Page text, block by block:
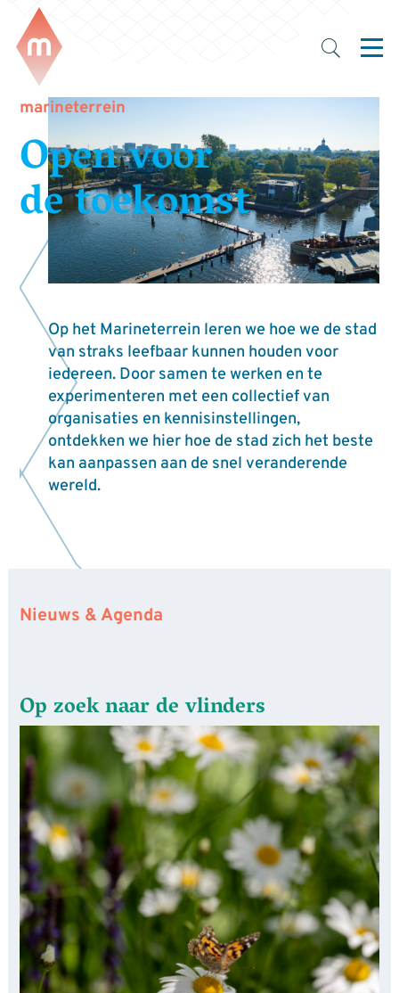
marineterrein
Open voor
de toekomst
Op het Marineterrein leren we hoe we de stad
van straks leefbaar kunnen houden voor
iedereen. Door samen te werken en te
experimenteren met een collectief van
organisaties en kennisinstellingen,
ontdekken we hier hoe de stad zich het beste
kan aanpassen aan de snel veranderende
wereld.
Nieuws & Agenda
Op zoek naar de vlinders